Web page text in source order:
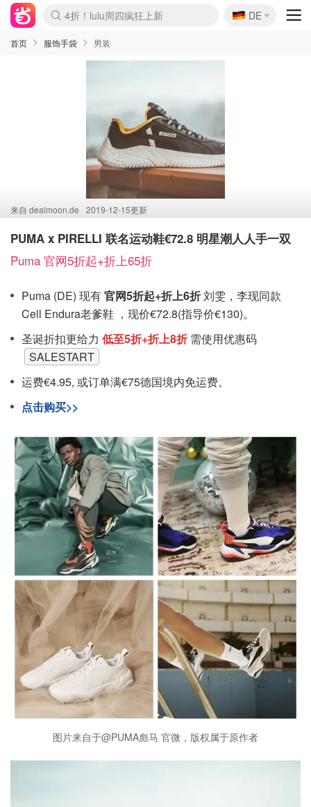
Boticinal 夏促开抢！
4折！lulu周四疯狂上新
还没结束！&OtherStories大促
Joybuy变相75折 随时失效
速领！Stanley独家85折
疑似霸哥！Camper额外叠85折
Zalando 奥莱闪促！每日更新
Moncler反季囤！5折起+叠9折
Coach Brooklyn仅€192
🇩🇪
DE
首页 服饰手袋 男装
来自 dealmoon.de 2019-12-15更新
PUMA x PIRELLI 联名运动鞋€72.8 明星潮人人手一双
Puma 官网5折起+折上65折
Puma (DE) 现有官网5折起+折上6折刘雯，李现同款
Cell Endura老爹鞋 ，现价€72.8(指导价€130)。
圣诞折扣更给力 低至5折+折上8折 需使用优惠码
SALESTART
运费€4.95, 或订单满€75德国境内免运费。
点击购买>>
图片来自于@PUMA彪马 官微，版权属于原作者